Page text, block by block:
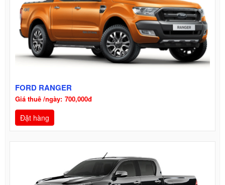
FORD RANGER
700,000đ
Đặt hàng